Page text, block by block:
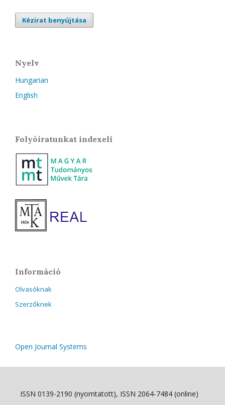
Kézirat benyújtása
Nyelv
Hungarian
English
Folyóiratunkat indexeli
Információ
Olvasóknak
Szerzőknek
Open Journal Systems
ISSN 0139-2190 (nyomtatott), ISSN 2064-7484 (online)